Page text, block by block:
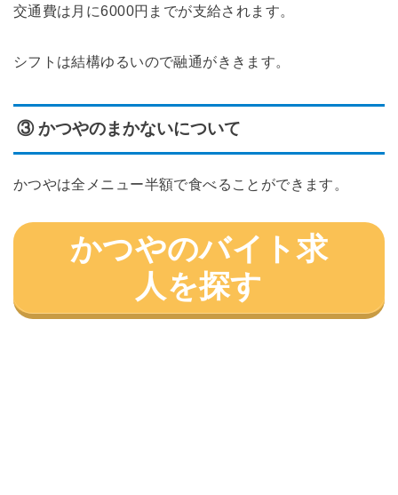
交通費は月に6000円までが支給されます。
シフトは結構ゆるいので融通がききます。
③ かつやのまかないについて
かつやは全メニュー半額で食べることができます。
かつやのバイト求
人を探す